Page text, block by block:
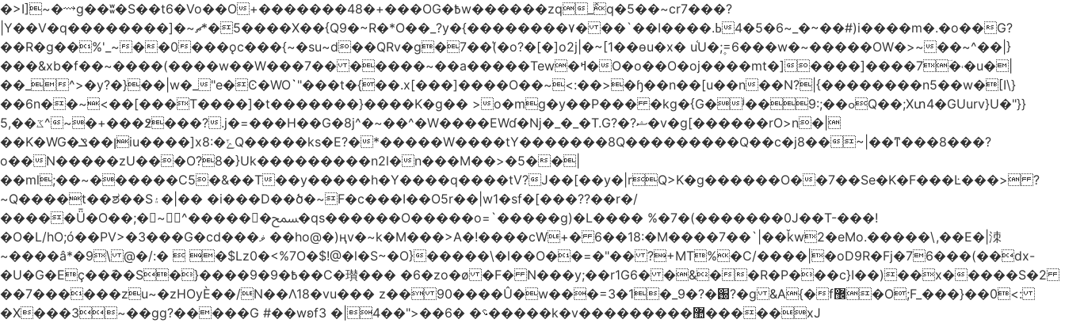
�>I]~�⟿g��ʬ�S��t6�Vo��O+�������48�+���OG�߿w������zq_߮q�5��~cr7���?
|Y��V�q��������]�~؜5�*ޗ����X��{Q9�~R�*O��_?y�{��������۷� ��`��I����.ߕ�_~6�5�4~��#)i����m�.�o��G?
��R�g��%'_~��0���ǫc���{~�su~d��QRv�g�7��(͛�o?�[�]o2j|�~[1��өu�x� u֫U�;۪=6���w�~�����OW�>~��~^��|}
���&xb�f��~����(����w��W���7�� �����~��a�����Tew�ߞ�O�o��O�oj����mt�]����]����7ؔ�˓�u�|
��_^>�y?�}��|w�_"e�Ͼ�WO߭`"���t�{��.x[���]����O��~<:��>�ɧ��n��[u��n��N?|{��������n5��w�[I\}
��6n��~<��[���T����]�t�������}����K�g�� >o�mg�y��P��� �kg�{G�ʲ��9:;��ߋQ��;Xտ4�GUurv}U�"}}
ػ��,5^~�+���߶���?.j�=���H��G�8j^�~��^�W����EWɗ�ǋ�_�_�T.G?�?ޝ�v�g[������rO>n�|
��Κ�WG�ן��ݏiu����]x8:�ݻQ�����ks�E?�*�����W����tY�������8Q���������Q��c�j8��~|��ͳ���8���?
o��N�����zU���O?8�}Uk���������n2l�n���M��>�5��|
��ml;��~������C5�&��T��y�����h�Y����q����tV?J��[��y�|rQ>K�g������O��7��Se�K�F���Ŀ���> ?
~Q����t��ಶ��S۽�|�� �i���D��ծ�~F�c���I��O5r��|w1�sf�[���??��r�/
�����Ǖ�O��;�~^������ﵟ�qs������O�����o=`�����g)�L���� %�7�(�������0J��T-���!
�O�L/hO;ó��PV>�3���G�cd���ޥ ��ho@�)ңv�~k�M���>A�!����cW+� 6��18:�M����7��`|��ǩw2�eMo.�����\,��E�|洓
~����â*�9\ @�/:�  �$Lz0�<%7O�$!@�l�S~�O}�����\�l��O��=�"�� ?+MT%�C/����|�oD9R�Fj�76���(��dx-
�U�G�Eç��݇��S�}����ؘ߿�9�9��C�瓉��� �6�zo�ø �F� N���y;��r1G6� �&��R�P���c}I��)��x�����S�2
��7������zu~�zHOyЀ��/N��Λ18�vu��� z�� 90����Û�w���=3�1�_֐�?�9?�ɡ &A{�f޼�O;F_���}��0<:
�X���3~��gg?�����G #��wʚf؝� �6��<"��4|� 3�����k�v��� ������޺�����xJ